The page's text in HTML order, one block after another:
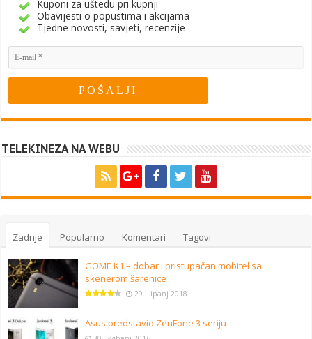
Kuponi za uštedu pri kupnji
Obavijesti o popustima i akcijama
Tjedne novosti, savjeti, recenzije
TELEKINEZA NA WEBU
Zadnje Popularno Komentari Tagovi
GOME K1 – dobar i pristupačan mobitel sa
skenerom šarenice
29. Lipanj 2018
Asus predstavio ZenFone 3 seriju